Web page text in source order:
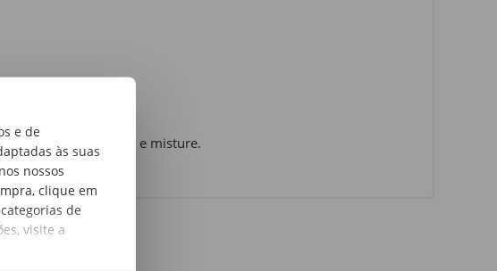
e de
às suas
nossos
clique em
de
visite a
vegetal quente e misture.